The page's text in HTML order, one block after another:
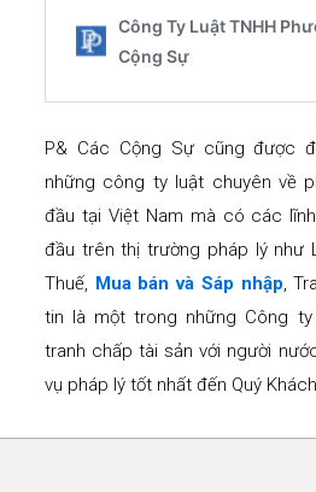
P& Các Cộng Sự cũng được
những công ty luật chuyên về
đầu tại Việt Nam mà có các
đầu trên thị trường pháp lý như
Thuế, Mua bán và Sáp nhập,
tin là một trong những Công
tranh chấp tài sản với người
vụ pháp lý tốt nhất đến Quý